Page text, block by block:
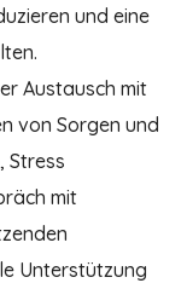
und eine
Austausch mit
von Sorgen und
Stress
mit
Unterstützung